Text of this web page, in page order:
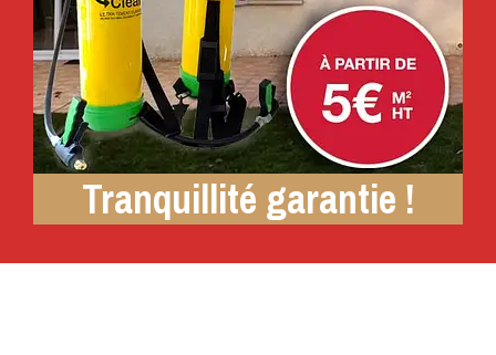
Tranquillité garantie !